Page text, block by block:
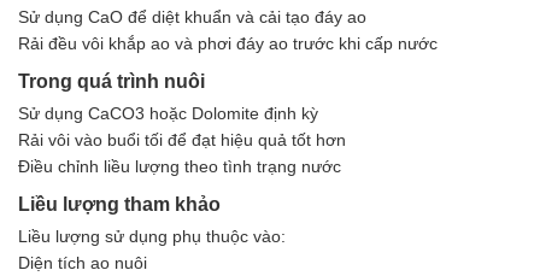
Sử dụng CaO để diệt khuẩn và cải tạo đáy ao
Rải đều vôi khắp ao và phơi đáy ao trước khi cấp nước
Trong quá trình nuôi
Sử dụng CaCO3 hoặc Dolomite định kỳ
Rải vôi vào buổi tối để đạt hiệu quả tốt hơn
Điều chỉnh liều lượng theo tình trạng nước
Liều lượng tham khảo
Liều lượng sử dụng phụ thuộc vào:
Diện tích ao nuôi